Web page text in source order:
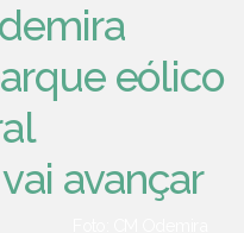
eólico
avançar